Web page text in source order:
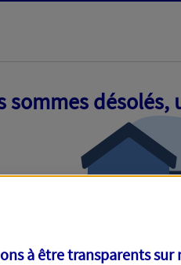
sommes
à être transparents